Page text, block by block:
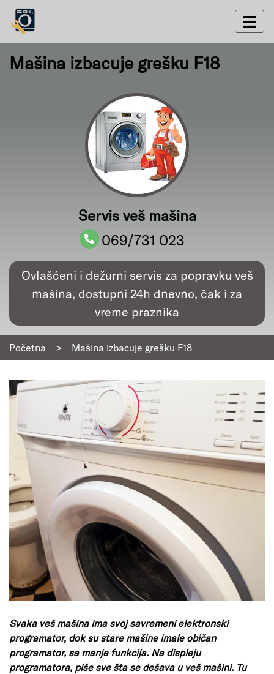
Mašina izbacuje grešku F18
Servis veš mašina
069/731 023
Ovlašćeni i dežurni servis za popravku veš
mašina, dostupni 24h dnevno, čak i za
vreme praznika
Početna > Mašina izbacuje grešku F18
Svaka veš mašina ima svoj savremeni elektronski
programator, dok su stare mašine imale običan
programator, sa manje funkcija. Na displeju
programatora, piše sve šta se dešava u veš mašini. Tu